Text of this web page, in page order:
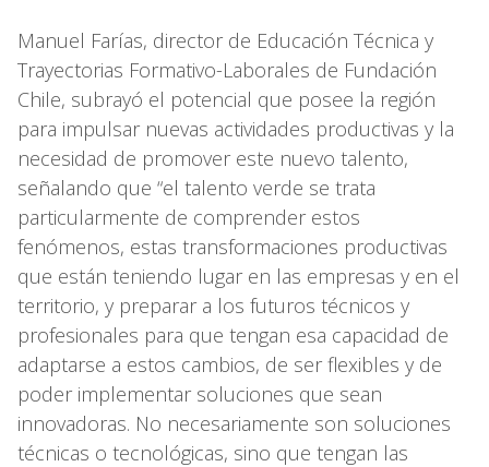
Manuel Farías, director de Educación Técnica y
Trayectorias Formativo-Laborales de Fundación
Chile, subrayó el potencial que posee la región
para impulsar nuevas actividades productivas y la
necesidad de promover este nuevo talento,
señalando que “el talento verde se trata
particularmente de comprender estos
fenómenos, estas transformaciones productivas
que están teniendo lugar en las empresas y en el
territorio, y preparar a los futuros técnicos y
profesionales para que tengan esa capacidad de
adaptarse a estos cambios, de ser flexibles y de
poder implementar soluciones que sean
innovadoras. No necesariamente son soluciones
técnicas o tecnológicas, sino que tengan las